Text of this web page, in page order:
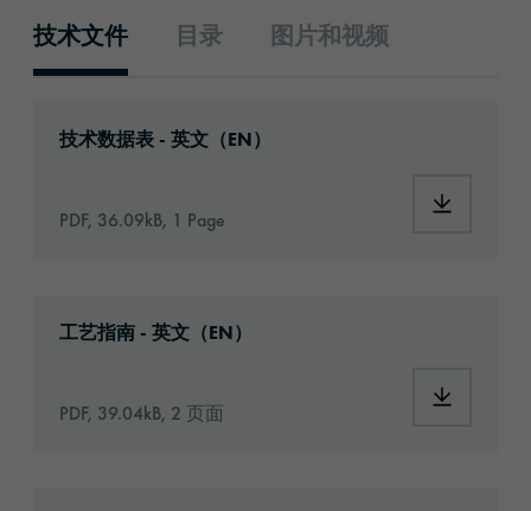
技术文件 目录 图片和视频
技术数据表 - 英文（EN）
PDF, 36.09kB, 1 Page
工艺指南 - 英文（EN）
PDF, 39.04kB, 2 页面